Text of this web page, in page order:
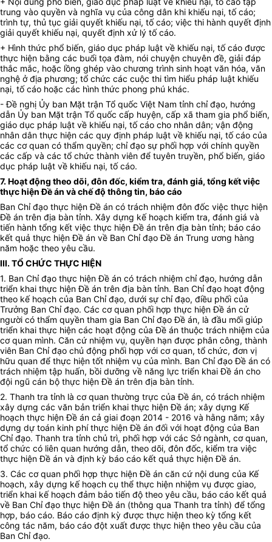
trung vào quyền và nghĩa vụ của công dân khi khiếu nại, tố cáo;
trình tự, thủ tục giải quyết khiếu nại, tố cáo; việc thi hành quyết định
giải quyết khiếu nại, quyết định xử lý tố cáo.
+ Hình thức phổ biến, giáo dục pháp luật về khiếu nại, tố cáo được
thực hiện bằng các buổi tọa đàm, nói chuyện chuyên đề, giải đáp
thắc mắc, hoặc lồng ghép vào chương trình sinh hoạt văn hóa, văn
nghệ ở địa phương; tổ chức các cuộc thi tìm hiểu pháp luật khiếu
nại, tố cáo hoặc các hình thức phong phú khác.
- Đề nghị Ủy ban Mặt trận Tổ quốc Việt Nam tỉnh chỉ đạo, hướng
dẫn Ủy ban Mặt trận Tổ quốc cấp huyện, cấp xã tham gia phổ biến,
giáo dục pháp luật về khiếu nại, tố cáo cho nhân dân; vận động
nhân dân thực hiện các quy định pháp luật về khiếu nại, tố cáo của
các cơ quan có thẩm quyền; chỉ đạo sự phối hợp với chính quyền
các cấp và các tổ chức thành viên để tuyên truyền, phổ biến, giáo
dục pháp luật về khiếu nại, tố cáo.
7. Hoạt động theo dõi, đôn đốc, kiểm tra, đánh giá, tổng kết việc
thực hiện Đề án và chế độ thông tin, báo cáo
Ban Chỉ đạo thực hiện Đề án có trách nhiệm đôn đốc việc thực hiện
Đề án trên địa bàn tỉnh. Xây dựng kế hoạch kiểm tra, đánh giá và
tiến hành tổng kết việc thực hiện Đề án trên địa bàn tỉnh; báo cáo
kết quả thực hiện Đề án về Ban Chỉ đạo Đề án Trung ương hàng
năm hoặc theo yêu cầu.
III. TỔ CHỨC THỰC HIỆN
1. Ban Chỉ đạo thực hiện Đề án có trách nhiệm chỉ đạo, hướng dẫn
triển khai thực hiện Đề án trên địa bàn tỉnh. Ban Chỉ đạo hoạt động
theo kế hoạch của Ban Chỉ đạo, dưới sự chỉ đạo, điều phối của
Trưởng Ban Chỉ đạo. Các cơ quan phối hợp thực hiện Đề án cử
người có thẩm quyền tham gia Ban Chỉ đạo Đề án, là đầu mối giúp
triển khai thực hiện các hoạt động của Đề án thuộc trách nhiệm của
cơ quan mình. Căn cứ nhiệm vụ, quyền hạn được phân công, thành
viên Ban Chỉ đạo chủ động phối hợp với cơ quan, tổ chức, đơn vị
hữu quan để thực hiện tốt nhiệm vụ của mình. Ban Chỉ đạo Đề án có
trách nhiệm tập huấn, bồi dưỡng về năng lực triển khai Đề án cho
đội ngũ cán bộ thực hiện Đề án trên địa bàn tỉnh.
2. Thanh tra tỉnh là cơ quan thường trực của Đề án, có trách nhiệm
xây dựng các văn bản triển khai thực hiện Đề án; xây dựng Kế
hoạch thực hiện Đề án cả giai đoạn 2014 - 2016 và hằng năm; xây
dựng dự toán kinh phí thực hiện Đề án đối với hoạt động của Ban
Chỉ đạo. Thanh tra tỉnh chủ trì, phối hợp với các Sở ngành, cơ quan,
tổ chức có liên quan hướng dẫn, theo dõi, đôn đốc, kiểm tra việc
thực hiện Đề án và định kỳ báo cáo kết quả thực hiện Đề án.
3. Các cơ quan phối hợp thực hiện Đề án căn cứ nội dung của Kế
hoạch, xây dựng kế hoạch cụ thể thực hiện nhiệm vụ được giao,
triển khai kế hoạch đảm bảo tiến độ theo yêu cầu, báo cáo kết quả
về Ban Chỉ đạo thực hiện Đề án (thông qua Thanh tra tỉnh) để tổng
hợp, báo cáo. Báo cáo định kỳ được thực hiện theo kỳ tổng kết
công tác năm, báo cáo đột xuất được thực hiện theo yêu cầu của
Ban Chỉ đạo.